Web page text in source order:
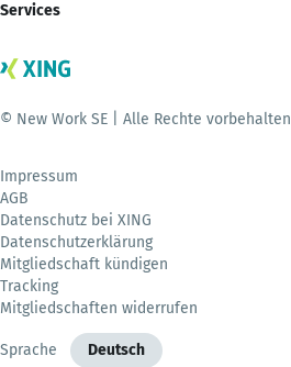
Services
© New Work SE | Alle Rechte vorbehalten
Impressum
AGB
Datenschutz bei XING
Datenschutzerklärung
Mitgliedschaft kündigen
Tracking
Mitgliedschaften widerrufen
Sprache Deutsch